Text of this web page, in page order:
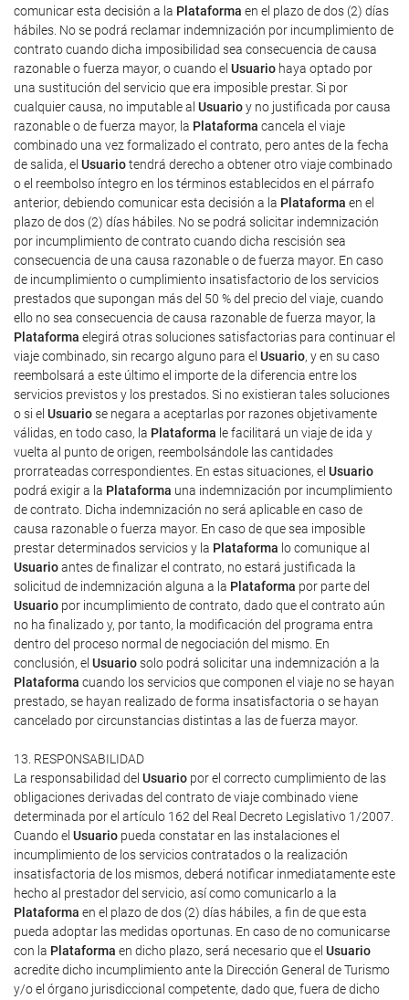
comunicar esta decisión a la Plataforma en el plazo de dos (2) días
hábiles. No se podrá reclamar indemnización por incumplimiento de
contrato cuando dicha imposibilidad sea consecuencia de causa
razonable o fuerza mayor, o cuando el Usuario haya optado por
una sustitución del servicio que era imposible prestar. Si por
cualquier causa, no imputable al Usuarioy no justificada por causa
razonable o de fuerza mayor, la Plataforma cancela el viaje
combinado una vez formalizado el contrato, pero antes de la fecha
de salida, el Usuariotendrá derecho a obtener otro viaje combinado
o el reembolso íntegro en los términos establecidos en el párrafo
anterior, debiendo comunicar esta decisión a la Plataforma en el
plazo de dos (2) días hábiles. No se podrá solicitar indemnización
por incumplimiento de contrato cuando dicha rescisión sea
consecuencia de una causa razonable o de fuerza mayor. En caso
de incumplimiento o cumplimiento insatisfactorio de los servicios
prestados que supongan más del 50 % del precio del viaje, cuando
ello no sea consecuencia de causa razonable de fuerza mayor, la
Plataforma elegirá otras soluciones satisfactorias para continuar el
viaje combinado, sin recargo alguno para el Usuario, y en su caso
reembolsará a este último el importe de la diferencia entre los
servicios previstos y los prestados. Si no existieran tales soluciones
o si el Usuariose negara a aceptarlas por razones objetivamente
válidas, en todo caso, la Plataforma le facilitará un viaje de ida y
vuelta al punto de origen, reembolsándole las cantidades
prorrateadas correspondientes. En estas situaciones, el Usuario
podrá exigir a la Plataforma una indemnización por incumplimiento
de contrato. Dicha indemnización no será aplicable en caso de
causa razonable o fuerza mayor. En caso de que sea imposible
prestar determinados servicios y la Plataforma lo comunique al
Usuarioantes de finalizar el contrato, no estará justificada la
solicitud de indemnización alguna a la Plataforma por parte del
Usuario por incumplimiento de contrato, dado que el contrato aún
no ha finalizado y, por tanto, la modificación del programa entra
dentro del proceso normal de negociación del mismo. En
conclusión, el Usuariosolo podrá solicitar una indemnización a la
Plataforma cuando los servicios que componen el viaje no se hayan
prestado, se hayan realizado de forma insatisfactoria o se hayan
cancelado por circunstancias distintas a las de fuerza mayor.
13. RESPONSABILIDAD
La responsabilidad del Usuario por el correcto cumplimiento de las
obligaciones derivadas del contrato de viaje combinado viene
determinada por el artículo 162 del Real Decreto Legislativo 1/2007.
Cuando el Usuario pueda constatar en las instalaciones el
incumplimiento de los servicios contratados o la realización
insatisfactoria de los mismos, deberá notificar inmediatamente este
hecho al prestador del servicio, así como comunicarlo a la
Plataforma en el plazo de dos (2) días hábiles, a fin de que esta
pueda adoptar las medidas oportunas. En caso de no comunicarse
con la Plataforma en dicho plazo, será necesario que el Usuario
acredite dicho incumplimiento ante la Dirección General de Turismo
y/o el órgano jurisdiccional competente, dado que, fuera de dicho